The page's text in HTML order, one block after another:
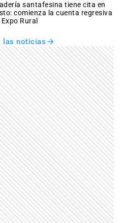
santafesina tiene cita en
comienza la cuenta regresiva
Rural
las noticias